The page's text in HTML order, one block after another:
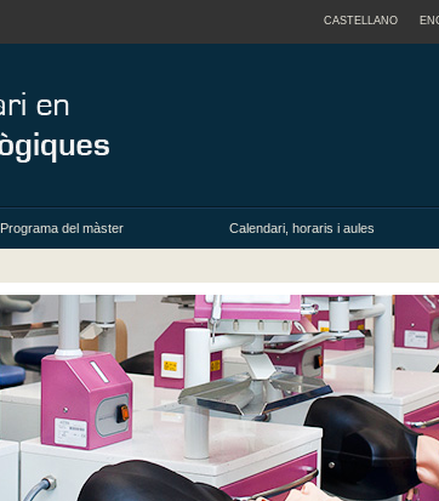
CASTELLANO
Programa del màster Calendari, horaris i aules